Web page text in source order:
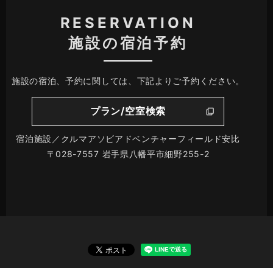
RESERVATION
施設の宿泊予約
施設の宿泊、予約に関しては、下記よりご予約ください。
プラン/空室検索
宿泊施設／クルマアソビアドベンチャーフィールド安比
〒028-7557 岩手県八幡平市細野255-2